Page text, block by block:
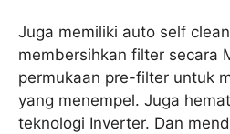
Juga memiliki auto self
membersihkan filter secara
permukaan pre-filter untuk
yang menempel. Juga
teknologi Inverter. Dan